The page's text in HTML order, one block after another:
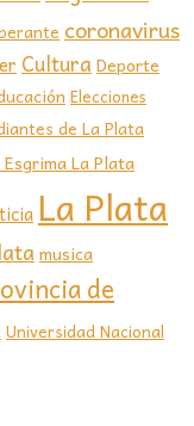
coronavirus
Cultura Deporte
Elecciones
de La Plata
La Plata
La Plata
musica
de
Universidad Nacional